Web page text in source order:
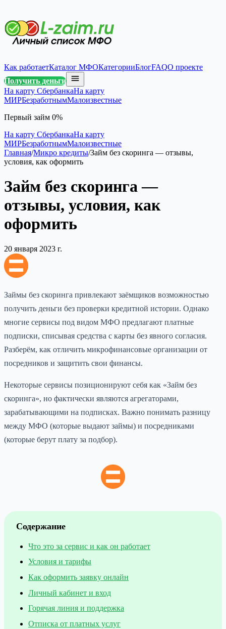
Как работаетКаталог МФОКатегорииБлогFAQО проекте
Получить деньги
На карту СбербанкаНа карту
МИРБезработнымМалоизвестные
Первый займ 0%
На карту СбербанкаНа карту
МИРБезработнымМалоизвестные
Главная/Микро кредиты/Займ без скоринга — отзывы,
условия, как оформить
Займ без скоринга —
отзывы, условия, как
оформить
20 января 2023 г.
Займы без скоринга привлекают заёмщиков возможностью
получить деньги без проверки кредитной истории. Однако
многие сервисы под видом МФО предлагают платные
подписки, списывая средства с карты без явного согласия.
Разберём, как отличить микрофинансовые организации от
посредников и защитить свои финансы.
Некоторые сервисы позиционируют себя как «Займ без
скоринга», но фактически являются агрегаторами,
зарабатывающими на подписках. Важно понимать разницу
между МФО (которые выдают займы) и посредниками
(которые берут плату за подбор).
Содержание
Что это за сервис и как он работает
Условия и тарифы
Как оформить заявку онлайн
Личный кабинет и вход
Горячая линия и поддержка
Отписка от платных услуг